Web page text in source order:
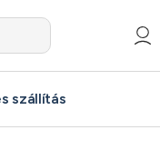
szállítás